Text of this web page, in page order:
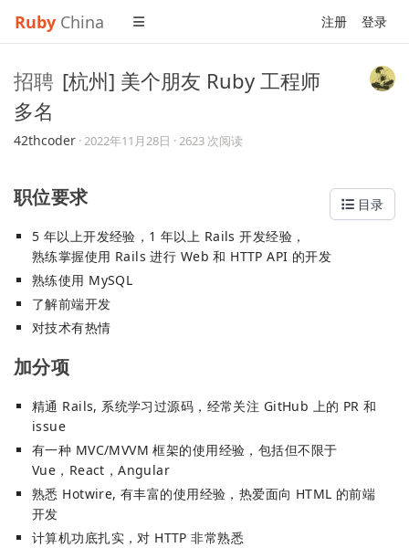
Ruby China 注册 登录
招聘 [杭州] 美个朋友 Ruby 工程师
多名
42thcoder ·2022年11月28日 · 2623 次阅读
目录
职位要求
5 年以上开发经验，1 年以上 Rails 开发经验，
熟练掌握使用 Rails 进行 Web 和 HTTP API 的开发
熟练使用 MySQL
了解前端开发
对技术有热情
加分项
精通 Rails, 系统学习过源码，经常关注 GitHub 上的 PR 和
issue
有一种 MVC/MVVM 框架的使用经验，包括但不限于
Vue，React，Angular
熟悉 Hotwire, 有丰富的使用经验，热爱面向 HTML 的前端
开发
计算机功底扎实，对 HTTP 非常熟悉